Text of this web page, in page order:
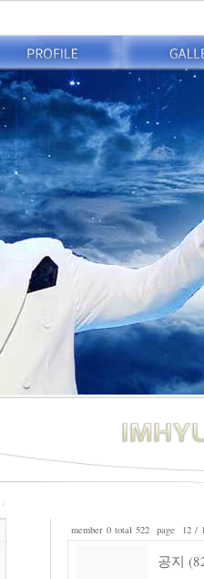
member 0 total 522 page 12 /
공지